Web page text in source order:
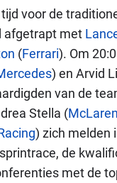
voor de
afgetrapt met
(Ferrari). Om
) en Arvid
van de
Stella (McLaren
) zich melden
de
met de